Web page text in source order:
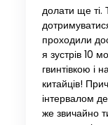
долати ще ті.
проходили
я зустрів 10
гвинтівкою і
китайців!
інтервалом
же звичайно